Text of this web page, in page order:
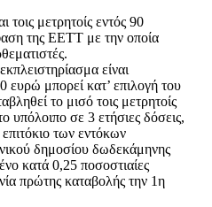
τοις μετρητοίς εντός 90
της ΕΕΤΤ με την οποία
είναι
μπορεί κατ’ επιλογή του
το μισό τοις μετρητοίς
υπόλοιπο σε 3 ετήσιες δόσεις,
των εντόκων
δημοσίου δωδεκάμηνης
κατά 0,25 ποσοστιαίες
πρώτης καταβολής την 1η